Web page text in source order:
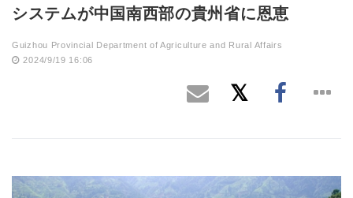
システムが中国南西部の貴州省に恩恵
Guizhou Provincial Department of Agriculture and Rural Affairs
2024/9/19 16:06